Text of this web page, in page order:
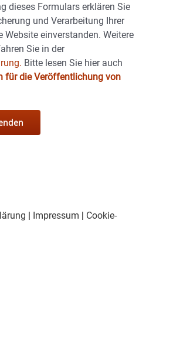
dieses Formulars erklären Sie
und Verarbeitung Ihrer
Website einverstanden. Weitere
Sie in der
Bitte lesen Sie hier auch
für die Veröffentlichung von
| Impressum | Cookie-